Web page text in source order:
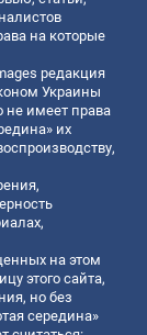
на которые
редакция
Украины
не имеет права
их
на этом
этого сайта,
но без
середина»